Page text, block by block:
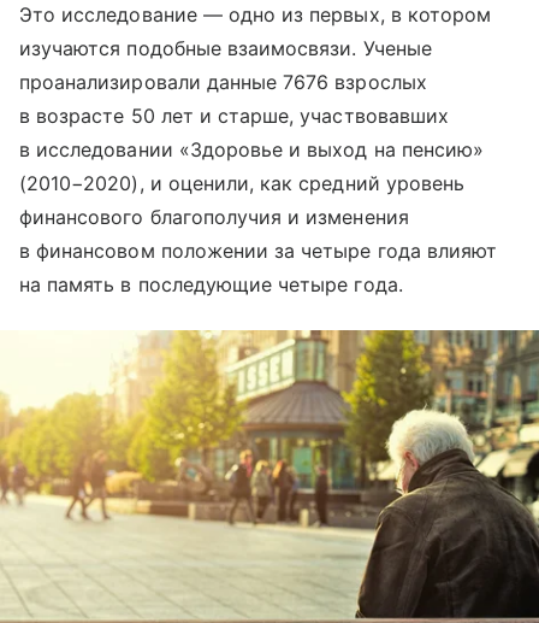
Это исследование — одно из первых, в котором
изучаются подобные взаимосвязи. Ученые
проанализировали данные 7676 взрослых
в возрасте 50 лет и старше, участвовавших
в исследовании «Здоровье и выход на пенсию»
(2010−2020), и оценили, как средний уровень
финансового благополучия и изменения
в финансовом положении за четыре года влияют
на память в последующие четыре года.